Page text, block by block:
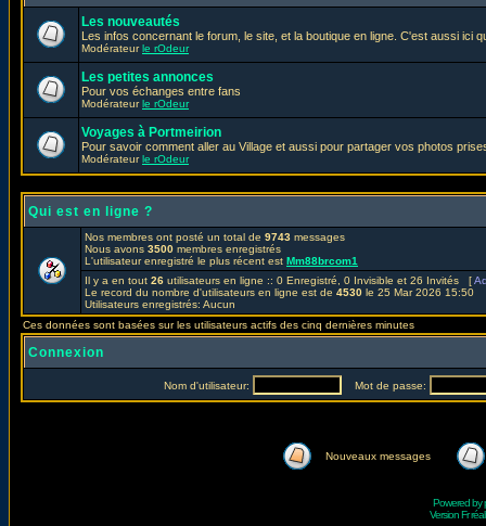
Les nouveautés
Les infos concernant le forum, le site, et la boutique en ligne. C'est aussi ici
Modérateurle rOdeur
Les petites annonces
Pour vos échanges entre fans
Modérateurle rOdeur
Voyages à Portmeirion
Pour savoir comment aller au Village et aussi pour partager vos photos
Modérateurle rOdeur
Qui est en ligne ?
Nos membres ont posté un total de 9743 messages
Nous avons 3500 membres enregistrés
L'utilisateur enregistré le plus récent est Mm88brcom1
Il y a en tout 26 utilisateurs en ligne :: 0 Enregistré, 0 Invisible et 26 Invités [
Le record du nombre d'utilisateurs en ligne est de 4530 le 25 Mar 2026 15:50
Utilisateurs enregistrés: Aucun
Ces données sont basées sur les utilisateurs actifs des cinq dernières minutes
Connexion
Nom d'utilisateur: Mot de passe:
Nouveaux messages
Powered by
Version Fr